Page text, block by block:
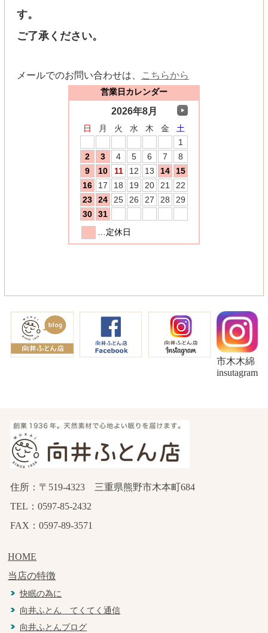
す。
ご了承ください。
メールでのお問い合わせは、 こちらから
市木木綿
insutagram
住所：〒519-4323 三重県熊野市木本町684
TEL：0597-85-2432
FAX：0597-89-3571
HOME
当店の特徴
快眠の為に
向井ふとん てくてく通信
向井ふとんブログ